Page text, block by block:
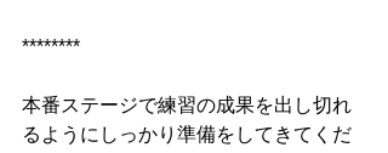
********
本番ステージで練習の成果を出し切れ
るようにしっかり準備をしてきてくだ